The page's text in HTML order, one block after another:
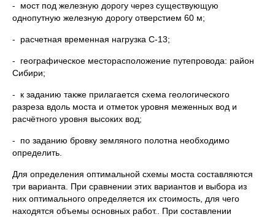
- мост под железную дорогу через существующую
однопутную железную дорогу отверстием 60 м;
- расчетная временная нагрузка С-13;
- географическое месторасположение путепровода: район
Сибири;
- к заданию также прилагается схема геологического
разреза вдоль моста и отметок уровня меженных вод и
расчётного уровня высоких вод;
- по заданию бровку земляного полотна необходимо
определить.
Для определения оптимальной схемы моста составляются
три варианта. При сравнении этих вариантов и выбора из
них оптимального определяется их стоимость, для чего
находятся объемы основных работ.. При составлении